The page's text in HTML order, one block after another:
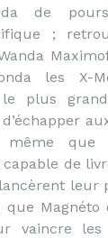
de
;
les X-
le plus
même que
capable de
leur
que
vaincre les